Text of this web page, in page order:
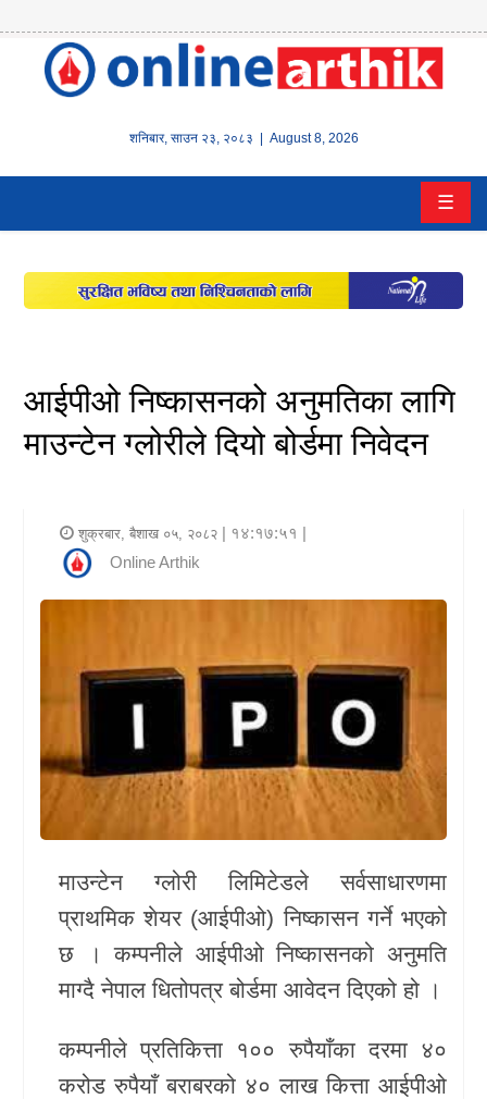
शनिबार, साउन २३, २०८३ | August 8, 2026
होम
वित्त
इन्स्योरेन्स
पूँजीबजार
अटो
राजनीति
अन्य
समाचार
सूचना
शिक्षा
स्वास्थ्य
☰
आईपीओ निष्कासनको अनुमतिका लागि
माउन्टेन ग्लोरीले दियो बोर्डमा निवेदन
शुक्रबार, बैशाख ०५, २०८२ | १४:१७:५१ |
Online Arthik
माउन्टेन ग्लोरी लिमिटेडले सर्वसाधारणमा
प्राथमिक शेयर (आईपीओ) निष्कासन गर्ने भएको
छ । कम्पनीले आईपीओ निष्कासनको अनुमति
माग्दै नेपाल धितोपत्र बोर्डमा आवेदन दिएको हो ।
कम्पनीले प्रतिकित्ता १०० रुपैयाँका दरमा ४०
करोड रुपैयाँ बराबरको ४० लाख कित्ता आईपीओ